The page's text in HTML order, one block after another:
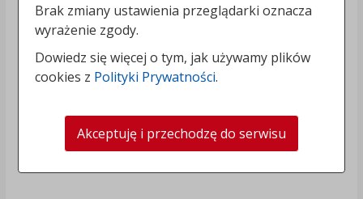
Brak zmiany ustawienia przeglądarki oznacza
wyrażenie zgody.
Dowiedz się więcej o tym, jak używamy plików
cookies z Polityki Prywatności.
Akceptuję i przechodzę do serwisu